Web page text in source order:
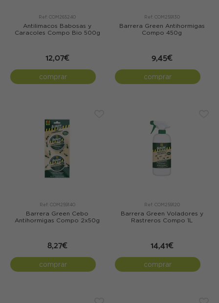
Ref: COM265240
Antilimacos Babosas y
Caracoles Compo Bio 500g
12,07€
comprar
Ref: COM259130
Barrera Green Antihormigas
Compo 450g
9,45€
comprar
Ref: COM259140
Barrera Green Cebo
Antihormigas Compo 2x50g
8,27€
comprar
Ref: COM259120
Barrera Green Voladores y
Rastreros Compo 1L
14,41€
comprar